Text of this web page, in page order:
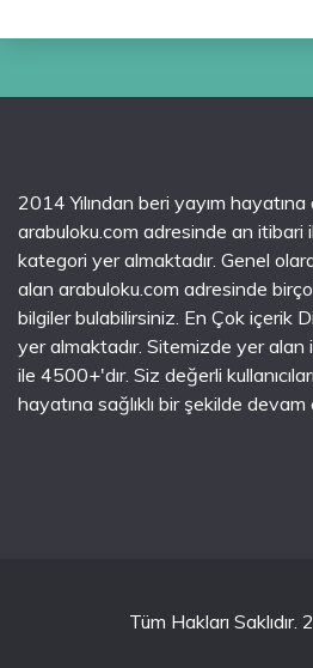
2014 Yılından beri yayım
arabuloku.com adresinde an
kategori yer almaktadır. Genel
alan arabuloku.com adresinde
bilgiler bulabilirsiniz. En Çok içerik
yer almaktadır. Sitemizde yer alan
ile 4500+'dır. Siz değerli
hayatına sağlıklı bir şekilde
Tüm Hakları